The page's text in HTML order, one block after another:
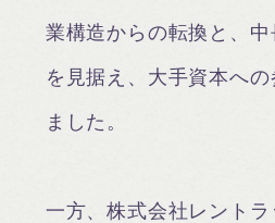
業構造からの転換と、
を見据え、大手資本へ
ました。
一方、株式会社レント